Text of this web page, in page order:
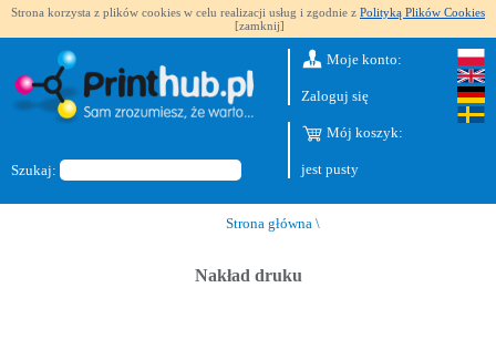
Strona korzysta z plików cookies w celu realizacji usług i zgodnie z Polityką Plików Cookies
[zamknij]
Szukaj:
Moje konto:
Zaloguj się
Mój koszyk:
jest pusty
Strona główna\
Nakład druku